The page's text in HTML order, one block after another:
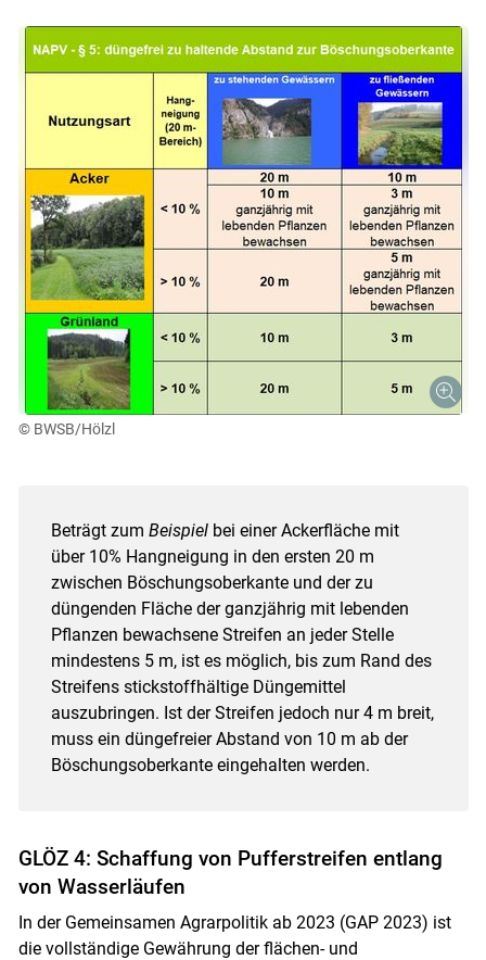
© BWSB/Hölzl
Beträgt zum Beispiel bei einer Ackerfläche mit
über 10% Hangneigung in den ersten 20 m
zwischen Böschungsoberkante und der zu
düngenden Fläche der ganzjährig mit lebenden
Pflanzen bewachsene Streifen an jeder Stelle
mindestens 5 m, ist es möglich, bis zum Rand des
Streifens stickstoffhältige Düngemittel
auszubringen. Ist der Streifen jedoch nur 4 m breit,
muss ein düngefreier Abstand von 10 m ab der
Böschungsoberkante eingehalten werden.
GLÖZ 4: Schaffung von Pufferstreifen entlang
von Wasserläufen
In der Gemeinsamen Agrarpolitik ab 2023 (GAP 2023) ist
die vollständige Gewährung der flächen- und